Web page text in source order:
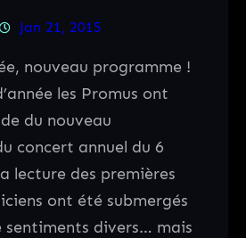
Jan 21, 2015
nouveau programme !
les Promus ont
du nouveau
concert annuel du 6
lecture des premières
ont été submergés
sentiments divers… mais